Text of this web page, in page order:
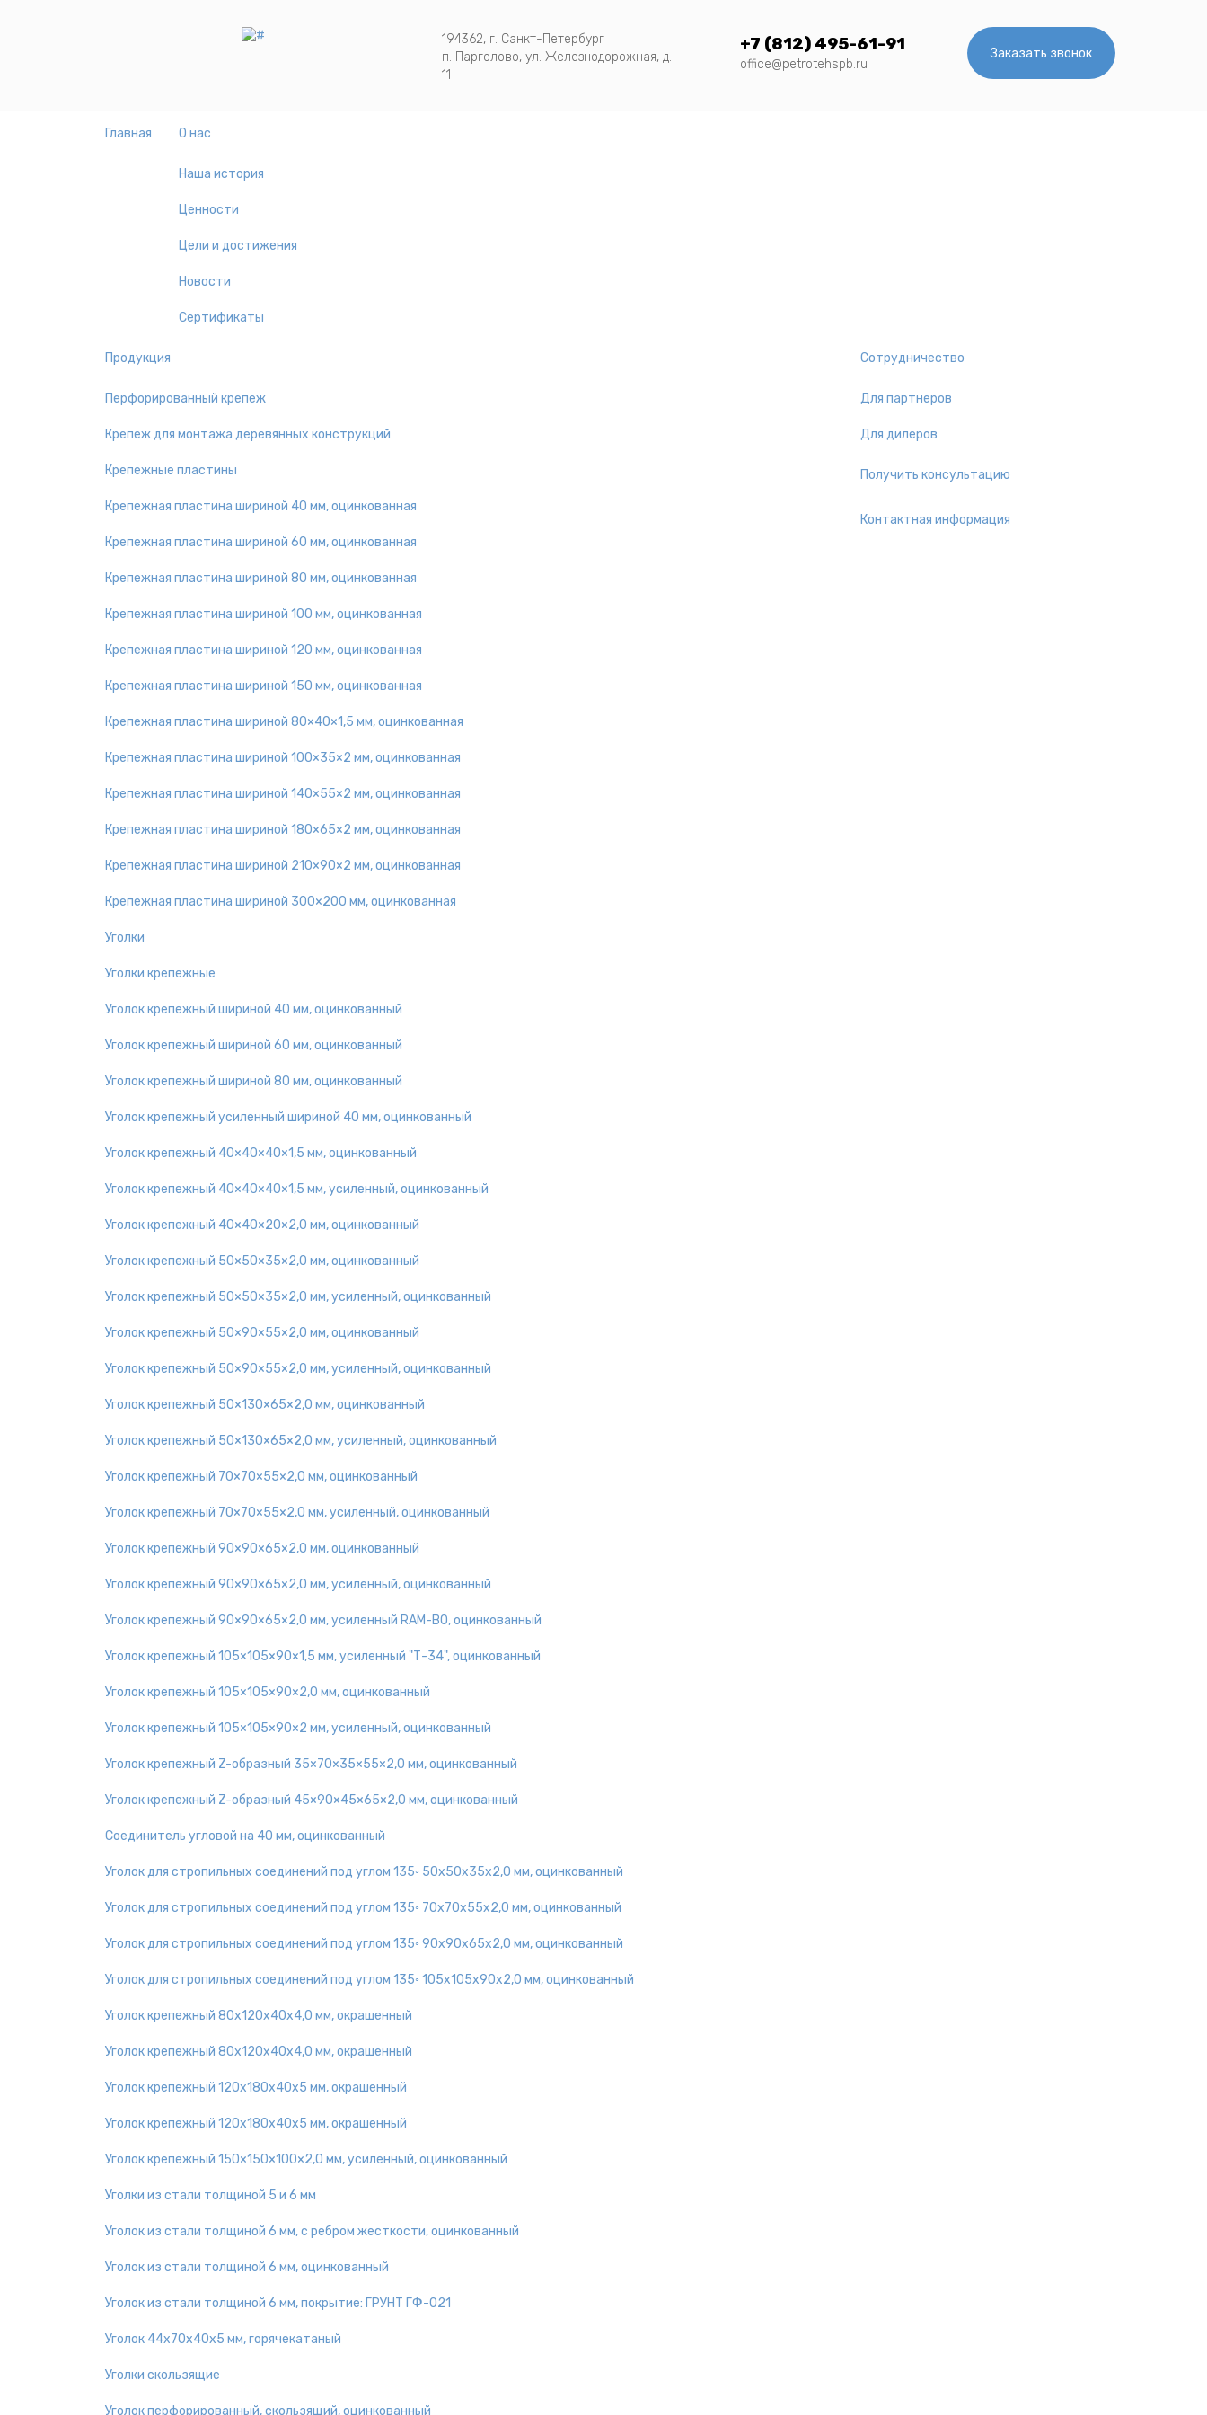
194362, г. Санкт-Петербург
п. Парголово, ул. Железнодорожная, д.
11
+7 (812) 495-61-91
office@petrotehspb.ru
Заказать звонок
Главная О нас
Наша история
Ценности
Цели и достижения
Новости
Сертификаты
Продукция
Перфорированный крепеж
Крепеж для монтажа деревянных конструкций
Крепежные пластины
Крепежная пластина шириной 40 мм, оцинкованная
Крепежная пластина шириной 60 мм, оцинкованная
Крепежная пластина шириной 80 мм, оцинкованная
Крепежная пластина шириной 100 мм, оцинкованная
Крепежная пластина шириной 120 мм, оцинкованная
Крепежная пластина шириной 150 мм, оцинкованная
Крепежная пластина шириной 80×40×1,5 мм, оцинкованная
Крепежная пластина шириной 100×35×2 мм, оцинкованная
Крепежная пластина шириной 140×55×2 мм, оцинкованная
Крепежная пластина шириной 180×65×2 мм, оцинкованная
Крепежная пластина шириной 210×90×2 мм, оцинкованная
Крепежная пластина шириной 300×200 мм, оцинкованная
Уголки
Уголки крепежные
Уголок крепежный шириной 40 мм, оцинкованный
Уголок крепежный шириной 60 мм, оцинкованный
Уголок крепежный шириной 80 мм, оцинкованный
Уголок крепежный усиленный шириной 40 мм, оцинкованный
Уголок крепежный 40×40×40×1,5 мм, оцинкованный
Уголок крепежный 40×40×40×1,5 мм, усиленный, оцинкованный
Уголок крепежный 40×40×20×2,0 мм, оцинкованный
Уголок крепежный 50×50×35×2,0 мм, оцинкованный
Уголок крепежный 50×50×35×2,0 мм, усиленный, оцинкованный
Уголок крепежный 50×90×55×2,0 мм, оцинкованный
Уголок крепежный 50×90×55×2,0 мм, усиленный, оцинкованный
Уголок крепежный 50×130×65×2,0 мм, оцинкованный
Уголок крепежный 50×130×65×2,0 мм, усиленный, оцинкованный
Уголок крепежный 70×70×55×2,0 мм, оцинкованный
Уголок крепежный 70×70×55×2,0 мм, усиленный, оцинкованный
Уголок крепежный 90×90×65×2,0 мм, оцинкованный
Уголок крепежный 90×90×65×2,0 мм, усиленный, оцинкованный
Уголок крепежный 90×90×65×2,0 мм, усиленный RAM-BO, оцинкованный
Уголок крепежный 105×105×90×1,5 мм, усиленный "Т-34", оцинкованный
Уголок крепежный 105×105×90×2,0 мм, оцинкованный
Уголок крепежный 105×105×90×2 мм, усиленный, оцинкованный
Уголок крепежный Z-образный 35×70×35×55×2,0 мм, оцинкованный
Уголок крепежный Z-образный 45×90×45×65×2,0 мм, оцинкованный
Соединитель угловой на 40 мм, оцинкованный
Уголок для стропильных соединений под углом 135◦ 50х50х35х2,0 мм, оцинкованный
Уголок для стропильных соединений под углом 135◦ 70х70х55х2,0 мм, оцинкованный
Уголок для стропильных соединений под углом 135◦ 90х90х65х2,0 мм, оцинкованный
Уголок для стропильных соединений под углом 135◦ 105х105х90х2,0 мм, оцинкованный
Уголок крепежный 80х120х40х4,0 мм, окрашенный
Уголок крепежный 80х120х40х4,0 мм, окрашенный
Уголок крепежный 120х180х40х5 мм, окрашенный
Уголок крепежный 120х180х40х5 мм, окрашенный
Уголок крепежный 150×150×100×2,0 мм, усиленный, оцинкованный
Уголки из стали толщиной 5 и 6 мм
Уголок из стали толщиной 6 мм, с ребром жесткости, оцинкованный
Уголок из стали толщиной 6 мм, оцинкованный
Уголок из стали толщиной 6 мм, покрытие: ГРУНТ ГФ-021
Уголок 44х70х40х5 мм, горячекатаный
Уголки скользящие
Уголок перфорированный, скользящий, оцинкованный
Сотрудничество
Для партнеров
Для дилеров
Получить консультацию
Контактная информация